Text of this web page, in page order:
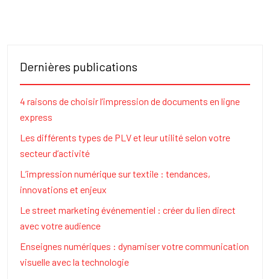
Dernières publications
4 raisons de choisir l’impression de documents en ligne
express
Les différents types de PLV et leur utilité selon votre
secteur d’activité
L’impression numérique sur textile : tendances,
innovations et enjeux
Le street marketing événementiel : créer du lien direct
avec votre audience
Enseignes numériques : dynamiser votre communication
visuelle avec la technologie